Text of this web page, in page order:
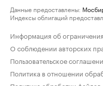
Данные предоставлены:
Индексы облигаций
Информация об
О соблюдении авторских
Пользовательское
Политика в отношении